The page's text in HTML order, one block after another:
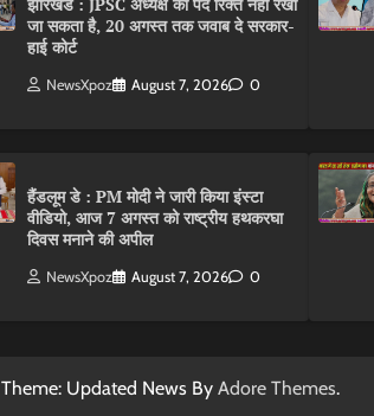
जा सकता है, 20 अगस्त तक जवाब दे सरकार-
हाई कोर्ट
NewsXpoz August 7, 2026 0
हैंडलूम डे : PM मोदी ने जारी किया इंस्टा
वीडियो, आज 7 अगस्त को राष्ट्रीय हथकरघा
दिवस मनाने की अपील
NewsXpoz August 7, 2026 0
Theme: Updated News By Adore Themes.